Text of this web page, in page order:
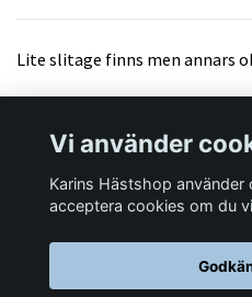
Lite slitage finns men annars
Läs mer
Vi använder
Karins Hästshop använder
acceptera cookies om du